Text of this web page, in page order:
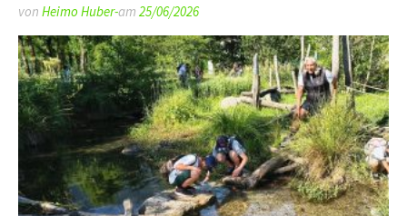
von Heimo Huber-am 25/06/2026